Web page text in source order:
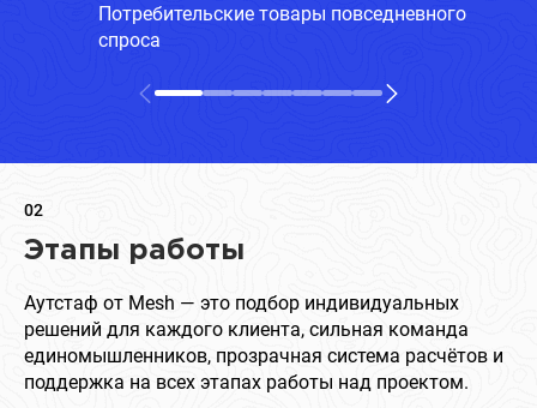
Потребительские товары повседневного
спроса
02
Этапы работы
Аутстаф от Mesh — это подбор индивидуальных
решений для каждого клиента, сильная команда
единомышленников, прозрачная система расчётов и
поддержка на всех этапах работы над проектом.